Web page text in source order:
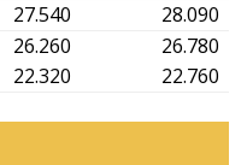
28.090
27.540
26.780
26.260
22.760
22.320